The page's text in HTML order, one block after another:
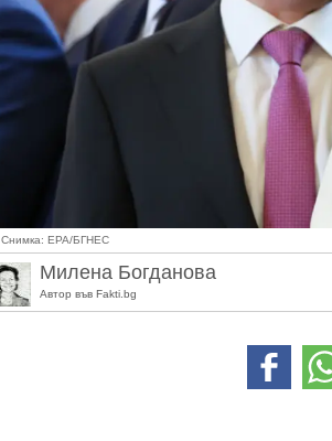
Снимка: ЕРА/БГНЕС
Милена Богданова
Автор във Fakti.bg